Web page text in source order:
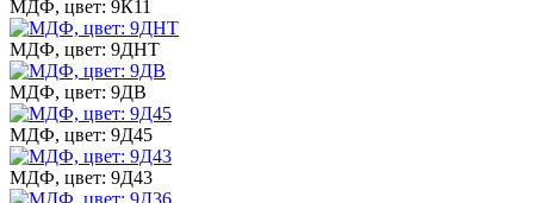
МДФ, цвет: 9К11
МДФ, цвет: 9ДНТ
МДФ, цвет: 9ДВ
МДФ, цвет: 9Д45
МДФ, цвет: 9Д43